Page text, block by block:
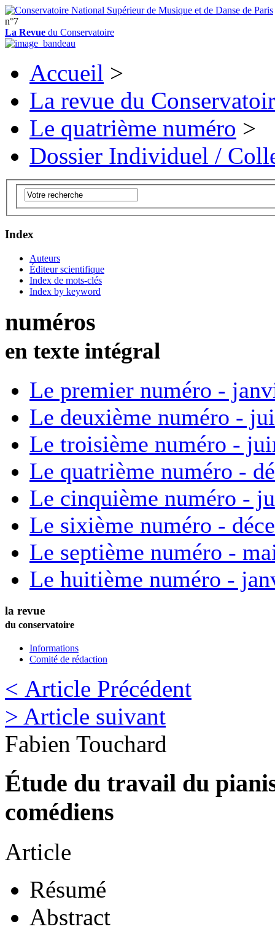
n°7
La Revue du Conservatoire
Accueil >
La revue du
Le quatrième numéro >
Dossier Individuel /
Index
Auteurs
Éditeur scientifique
Index de mots-clés
Index by keyword
numéros
en texte intégral
Le premier numéro -
Le deuxième numéro -
Le troisième numéro -
Le quatrième numéro -
Le cinquième numéro -
Le sixième numéro -
Le septième numéro -
Le huitième numéro -
la revue
du conservatoire
Informations
Comité de rédaction
< Article Précédent
> Article suivant
Fabien Touchard
Étude du travail du
comédiens
Article
Résumé
Abstract